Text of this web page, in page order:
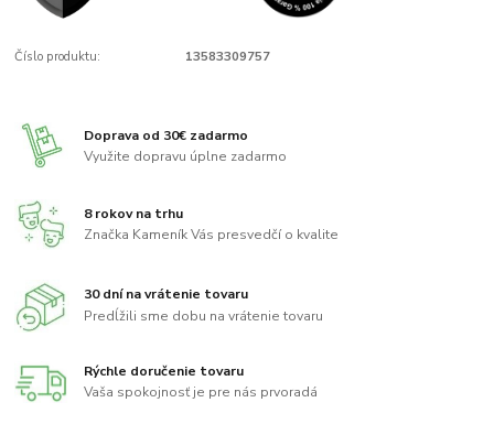
Číslo produktu: 13583309757
Doprava od 30€ zadarmo
Využite dopravu úplne zadarmo
8 rokov na trhu
Značka Kameník Vás presvedčí o kvalite
30 dní na vrátenie tovaru
Predĺžili sme dobu na vrátenie tovaru
Rýchle doručenie tovaru
Vaša spokojnosť je pre nás prvoradá